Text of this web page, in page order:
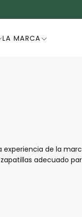
LA MARCA
de la
adecuado
ofreciendo